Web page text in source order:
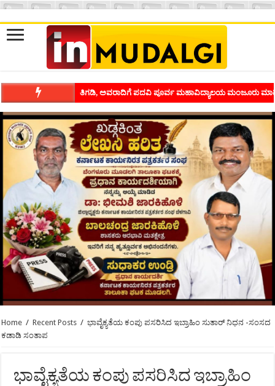
ತಿಗಡಿ, ಅವರಾದಿಗೆ ಪದವಿ ಪೂರ್ವ ಮಹಾವಿದ್ಯಾಲಯ ಮಂಜೂರು
Home / Recent Posts / ಭಾವೈಕ್ಯತೆಯ ಕಂಪು ಪಸರಿಸಿದ ಇಬ್ರಾಹಿಂ ಸುತಾರ್ ನಿಧನ -ಸಂಸದ
ಕಡಾಡಿ ಸಂತಾಪ
ಭಾವೈಕ್ಯತೆಯ ಕಂಪು ಪಸರಿಸಿದ ಇಬ್ರಾಹಿಂ